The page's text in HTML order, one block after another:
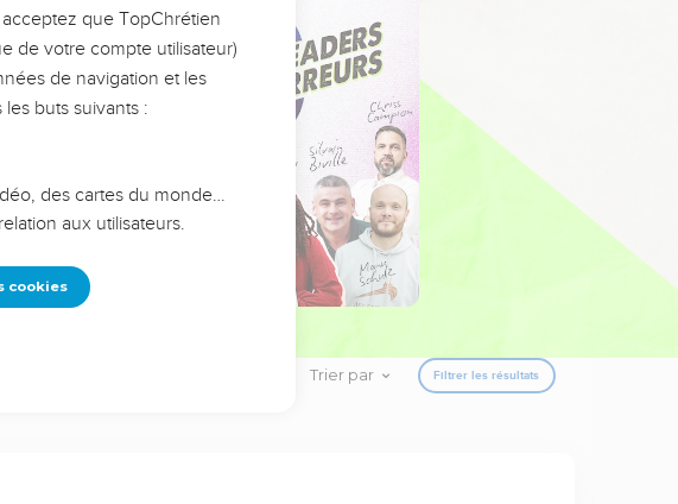
Trier par Filtrer les résultats
que TopChrétien
de votre compte utilisateur)
de navigation et les
buts suivants :
des cartes du monde…
aux utilisateurs.
cookies